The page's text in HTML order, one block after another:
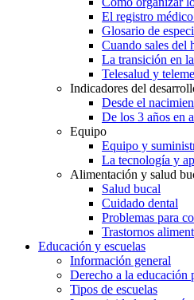
El registro
Glosario de
Cuando sales del
La transición en
Telesalud y
Indicadores del
Desde el
De los 3 años en
Equipo
Equipo y
La tecnología y
Alimentación y salud
Salud bucal
Cuidado dental
Problemas para
Trastornos
Educación y escuelas
Información general
Derecho a la educación
Tipos de escuelas